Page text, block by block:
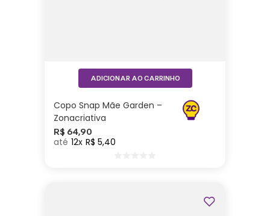
Copo Snap Mãe Garden –
Zonacriativa
R$ 64,90
12 R$ 5,40
ADICIONAR AO CARRINHO